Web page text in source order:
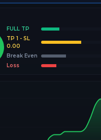
FULL TP
TP 1 - SL
0.00
Break Even
Loss